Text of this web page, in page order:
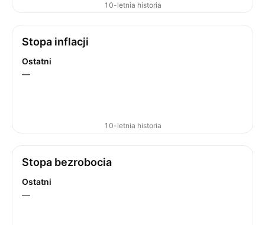
10-letnia historia
Stopa inflacji
Ostatni
—
10-letnia historia
Stopa bezrobocia
Ostatni
—